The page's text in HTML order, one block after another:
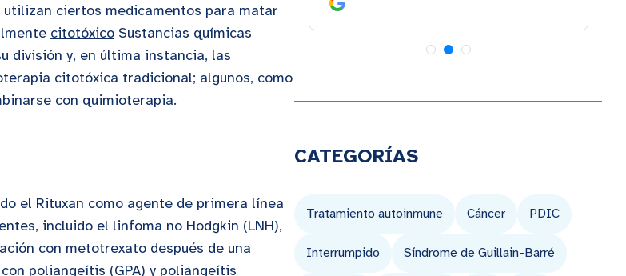
ciertos medicamentos para matar
citotóxico Sustancias químicas
división y, en última instancia, las
citotóxica tradicional; algunos, como
con quimioterapia.
el Rituxan como agente de primera línea
incluido el linfoma no Hodgkin (LNH),
con metotrexato después de una
poliangeítis (GPA) y poliangeítis
CATEGORÍAS
Tratamiento autoinmune Cáncer PDIC
Interrumpido Síndrome de Guillain-Barré